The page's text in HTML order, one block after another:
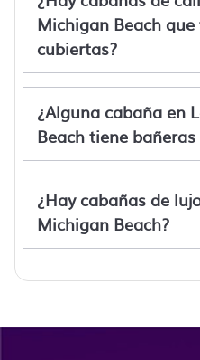
families.
Cozy cottage with
Michigan Beach
cubiertas?
¿Alguna cabaña en
Beach tiene
Lake Michigan
hidromasaje
¿Hay cabañas de
Michigan Beach?